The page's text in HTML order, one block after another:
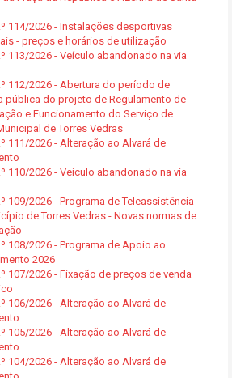
114/2026 - Instalações desportivas
- preços e horários de utilização
113/2026 - Veículo abandonado na via
112/2026 - Abertura do período de
pública do projeto de Regulamento de
e Funcionamento do Serviço de
de Torres Vedras
111/2026 - Alteração ao Alvará de
110/2026 - Veículo abandonado na via
109/2026 - Programa de Teleassistência
de Torres Vedras - Novas normas de
108/2026 - Programa de Apoio ao
2026
107/2026 - Fixação de preços de venda
106/2026 - Alteração ao Alvará de
105/2026 - Alteração ao Alvará de
104/2026 - Alteração ao Alvará de